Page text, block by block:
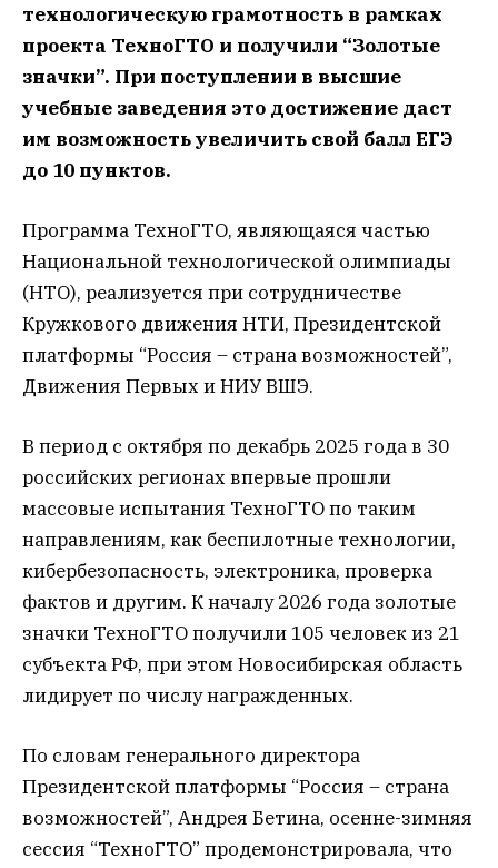
технологическую грамотность в рамках
проекта ТехноГТО и получили “Золотые
значки”. При поступлении в высшие
учебные заведения это достижение даст
им возможность увеличить свой балл ЕГЭ
до 10 пунктов.
Программа ТехноГТО, являющаяся частью
Национальной технологической олимпиады
(НТО), реализуется при сотрудничестве
Кружкового движения НТИ, Президентской
платформы “Россия – страна возможностей”,
Движения Первых и НИУ ВШЭ.
В период с октября по декабрь 2025 года в 30
российских регионах впервые прошли
массовые испытания ТехноГТО по таким
направлениям, как беспилотные технологии,
кибербезопасность, электроника, проверка
фактов и другим. К началу 2026 года золотые
значки ТехноГТО получили 105 человек из 21
субъекта РФ, при этом Новосибирская область
лидирует по числу награжденных.
По словам генерального директора
Президентской платформы “Россия – страна
возможностей”, Андрея Бетина, осенне-зимняя
сессия “ТехноГТО” продемонстрировала, что